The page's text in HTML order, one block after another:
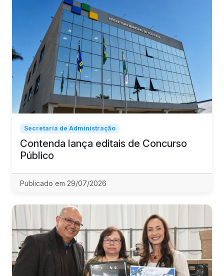
Secretaria de Administração
Contenda lança editais de Concurso
Público
Publicado em 29/07/2026